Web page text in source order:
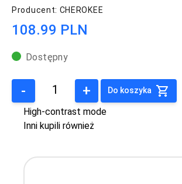
Producent: CHEROKEE
108.99 PLN
Dostępny
- + Do koszyka
High-contrast mode
Inni kupili również